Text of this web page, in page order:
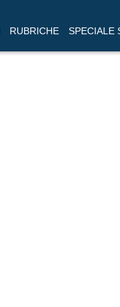
RUBRICHE SPECIALE